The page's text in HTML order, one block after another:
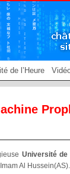
de l’Heure
Université de
Al Hussein(AS).